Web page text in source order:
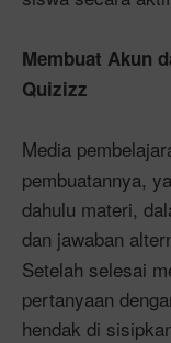
Membuat Akun
Quizizz
Media
pembuatannya,
dahulu materi,
dan jawaban
Setelah selesai
pertanyaan
hendak di